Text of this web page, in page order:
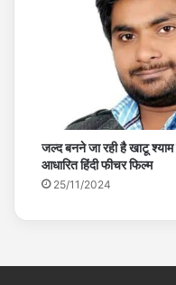
जल्द बनने जा रही है खाटू
आधारित हिंदी फीचर फिल्म
25/11/2024